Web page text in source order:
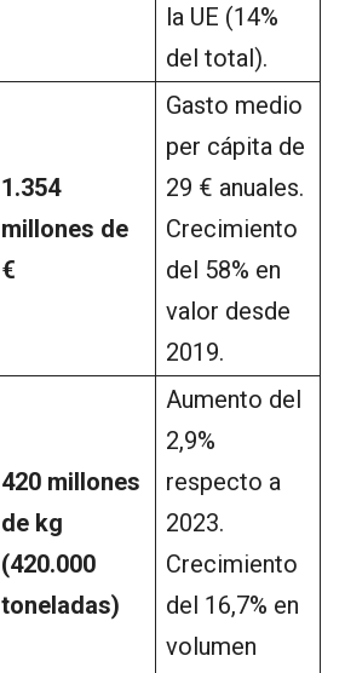
la UE (14%
del total).
1.354
millones de
€
Gasto medio
per cápita de
29 € anuales.
Crecimiento
del 58% en
valor desde
2019.
420 millones
de kg
(420.000
toneladas)
Aumento del
2,9%
respecto a
2023.
Crecimiento
del 16,7% en
volumen